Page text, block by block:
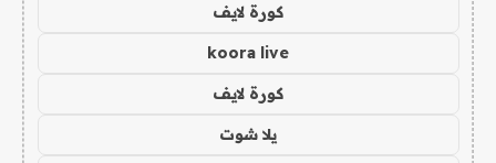
كورة لايف
koora live
كورة لايف
يلا شوت